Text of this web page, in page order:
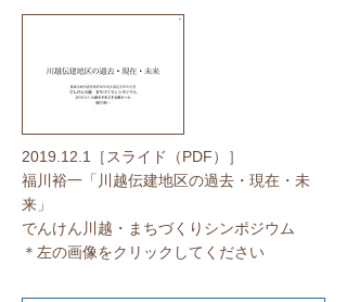
2019.12.1
［スライド（PDF）］
福川裕一「川越伝建地区の過去・現在・未
来」​
​でんけん川越・まちづくりシンポジウム
​＊左の画像をクリックしてください